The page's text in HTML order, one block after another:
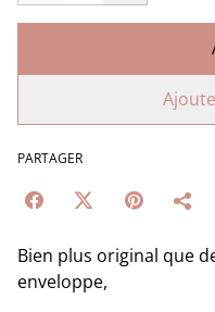
PARTAGER
Bien plus original que
enveloppe,